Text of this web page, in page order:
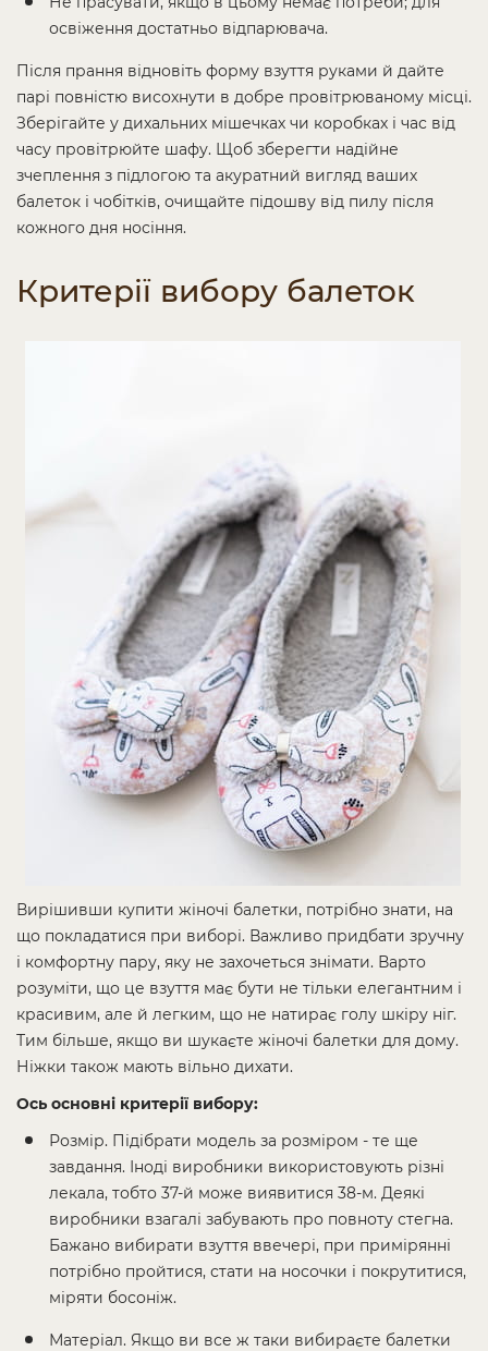
освіження достатньо відпарювача.
Після прання відновіть форму взуття руками й дайте
парі повністю висохнути в добре провітрюваному місці.
Зберігайте у дихальних мішечках чи коробках і час від
часу провітрюйте шафу. Щоб зберегти надійне
зчеплення з підлогою та акуратний вигляд ваших
балеток і чобітків, очищайте підошву від пилу після
кожного дня носіння.
Критерії вибору балеток
Вирішивши купити жіночі балетки, потрібно знати, на
що покладатися при виборі. Важливо придбати зручну
і комфортну пару, яку не захочеться знімати. Варто
розуміти, що це взуття має бути не тільки елегантним і
красивим, але й легким, що не натирає голу шкіру ніг.
Тим більше, якщо ви шукаєте жіночі балетки для дому.
Ніжки також мають вільно дихати.
Ось основні критерії вибору:
Розмір. Підібрати модель за розміром - те ще
завдання. Іноді виробники використовують різні
лекала, тобто 37-й може виявитися 38-м. Деякі
виробники взагалі забувають про повноту стегна.
Бажано вибирати взуття ввечері, при примірянні
потрібно пройтися, стати на носочки і покрутитися,
міряти босоніж.
Матеріал. Якщо ви все ж таки вибираєте балетки